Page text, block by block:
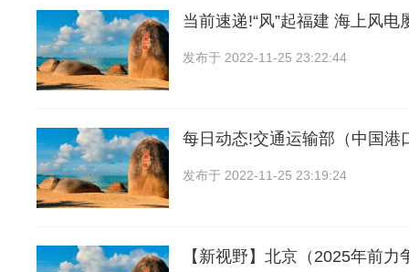
当前速递!“风”起福建 海上风电
发布于 2022-11-25 23:22:44
每日动态!交通运输部（中国港
发布于 2022-11-25 23:19:24
【新视野】北京（2025年前力